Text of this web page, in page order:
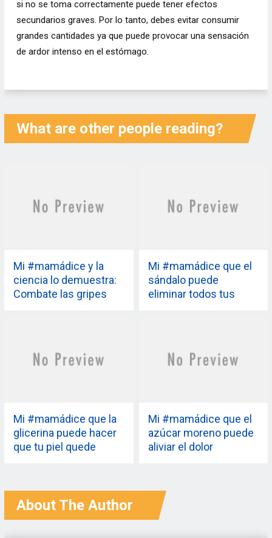
si no se toma correctamente puede tener efectos
secundarios graves. Por lo tanto, debes evitar consumir
grandes cantidades ya que puede provocar una sensación
de ardor intenso en el estómago.
What are other people reading?
Mi #mamádice y la
ciencia lo demuestra:
Combate las gripes
Mi #mamádice que el
sándalo puede
eliminar todos tus
verdaderas
Mi #mamádice que la
glicerina puede hacer
que tu piel quede
ciencia puede negarlo!
Mi #mamádice que el
azúcar moreno puede
aliviar el dolor
About The Author